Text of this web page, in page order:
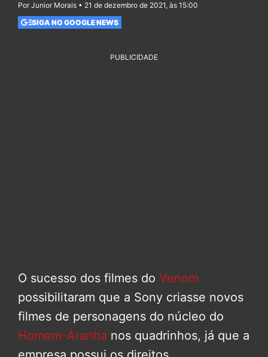
Por Junior Morais • 21 de dezembro de 2021, às 15:00
SIGA NO GOOGLE NEWS
PUBLICIDADE
O sucesso dos filmes do Venom
possibilitaram que a Sony criasse novos
filmes de personagens do núcleo do
Homem-Aranha nos quadrinhos, já que a